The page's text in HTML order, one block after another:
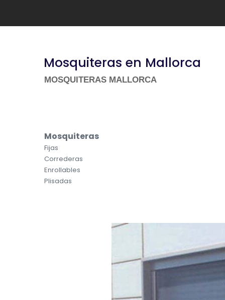
Mosquiteras en Mallorca
MOSQUITERAS MALLORCA
Mosquiteras
Fijas
Correderas
Enrollables
Plisadas